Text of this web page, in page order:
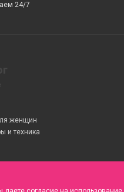
24/7
женщин
и техника